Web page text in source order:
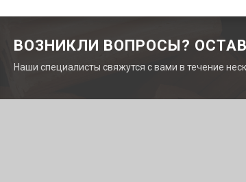
ВОЗНИКЛИ ВОПРОСЫ?
Наши специалисты свяжутся с вами в течение